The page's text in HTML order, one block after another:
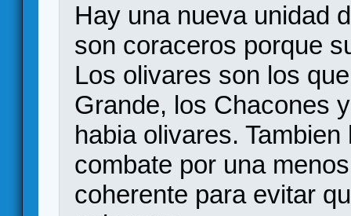
Hay una nueva unidad
son coraceros porque
Los olivares son los
Grande, los Chacones
habia olivares.
combate por una
coherente para evitar